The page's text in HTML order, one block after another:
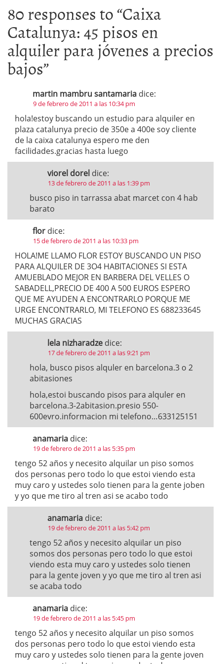
80 responses to “Caixa
Catalunya: 45 pisos en
alquiler para jóvenes a precios
bajos”
martin mambru santamaria dice:
9 de febrero de 2011 a las 10:34 pm
hola!estoy buscando un estudio para alquiler en
plaza catalunya precio de 350e a 400e soy cliente
de la caixa catalunya espero me den
facilidades.gracias hasta luego
viorel dorel dice:
13 de febrero de 2011 a las 1:39 pm
busco piso in tarrassa abat marcet con 4 hab
barato
flor dice:
15 de febrero de 2011 a las 10:33 pm
HOLA!ME LLAMO FLOR ESTOY BUSCANDO UN PISO
PARA ALQUILER DE 3O4 HABITACIONES SI ESTA
AMUEBLADO MEJOR EN BARBERA DEL VELLES O
SABADELL,PRECIO DE 400 A 500 EUROS ESPERO
QUE ME AYUDEN A ENCONTRARLO PORQUE ME
URGE ENCONTRARLO, MI TELEFONO ES 688233645
MUCHAS GRACIAS
lela nizharadze dice:
17 de febrero de 2011 a las 9:21 pm
hola, busco pisos alquler en barcelona.3 o 2
abitasiones
hola,estoi buscando pisos para alquler en
barcelona.3-2abitasion.presio 550-
600evro.informacion mi telefono…633125151
anamaria dice:
19 de febrero de 2011 a las 5:35 pm
tengo 52 años y necesito alquilar un piso somos
dos personas pero todo lo que estoi viendo esta
muy caro y ustedes solo tienen para la gente joben
y yo que me tiro al tren asi se acabo todo
anamaria dice:
19 de febrero de 2011 a las 5:42 pm
tengo 52 años y necesito alquilar un piso
somos dos personas pero todo lo que estoi
viendo esta muy caro y ustedes solo tienen
para la gente joven y yo que me tiro al tren asi
se acaba todo
anamaria dice:
19 de febrero de 2011 a las 5:45 pm
tengo 52 años y necesito alquilar un piso somos
dos personas pero todo lo que estoi viendo esta
muy caro y ustedes solo tienen para la gente joven